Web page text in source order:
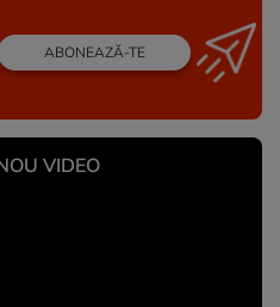
ABONEAZĂ-TE
VIDEO